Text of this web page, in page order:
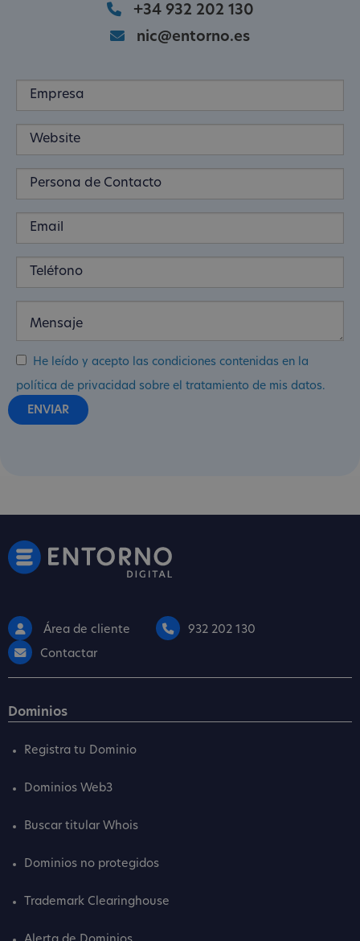
+34 932 202 130
nic@entorno.es
He leído y acepto las condiciones contenidas en la
política de privacidad sobre el tratamiento de mis datos.
Área de cliente
932 202 130
Contactar
Dominios
Registra tu Dominio
Dominios Web3
Buscar titular Whois
Dominios no protegidos
Trademark Clearinghouse